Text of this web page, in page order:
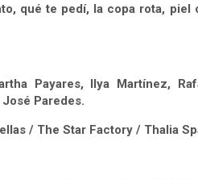
qué te pedí, la copa rota, piel
Payares, Ilya Martínez,
Paredes.
/ The Star Factory / Thalia